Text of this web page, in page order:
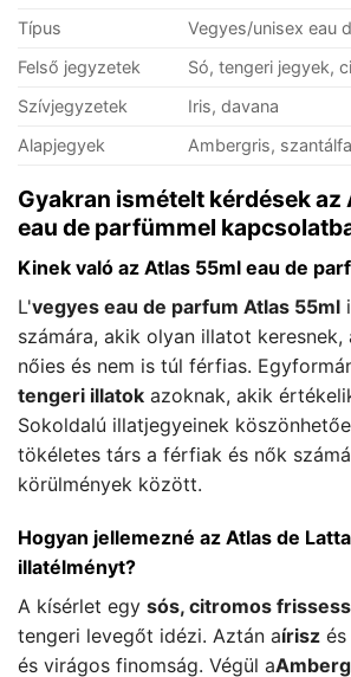
Típus
Vegyes/unisex eau
Felső jegyzetek
Só, tengeri jegyek,
Szívjegyzetek
Iris, davana
Alapjegyek
Ambergris,
Gyakran ismételt kérdések az
eau de parfümmel
Kinek való az Atlas 55ml eau de
L'vegyes eau de parfum Atlas 55ml
számára, akik olyan illatot keresnek,
nőies és nem is túl férfias.
tengeri illatok azoknak, akik
Sokoldalú illatjegyeinek
tökéletes társ a férfiak és nők
körülmények között.
Hogyan jellemezné az Atlas de
illatélményt?
A kísérlet egy sós, citromos
tengeri levegőt idézi. Aztán aírisz és
és virágos finomság. Végül a